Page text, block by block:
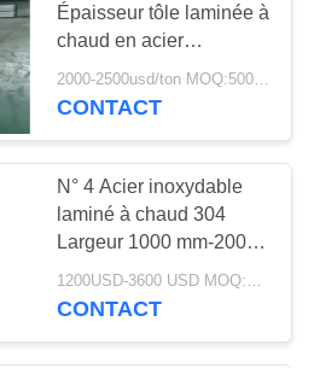
d'acier
d'acier
35
Épaisseur tôle laminée à
chaud en acier
inoxydable 316 201
CONTACT
N° 4 Acier inoxydable
laminé à chaud 304
Largeur 1000 mm-2000
mm
1200USD-3600 USD MOQ:500 kilos
CONTACT